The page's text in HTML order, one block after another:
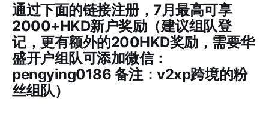
通过下面的链接注册，7月最高可享
2000+HKD新户奖励（建议组队登
记，更有额外的200HKD奖励，需要华
盛开户组队可添加微信：
pengying0186 备注：v2xp跨境的粉
丝组队）